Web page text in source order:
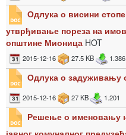
Одлука о висини
утврђивање пореза на
општине Мионица HOT
2015-12-16 27.5 KB 1.386
Одлука о задуживању
2015-12-16 27 KB 1.201
Решење о именовању